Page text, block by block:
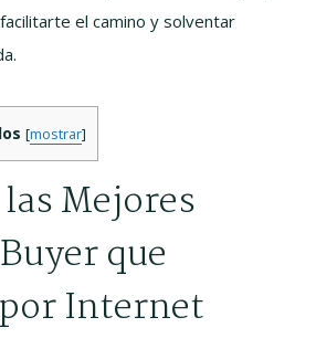
el camino y solventar
[mostrar]
Mejores
que
Internet